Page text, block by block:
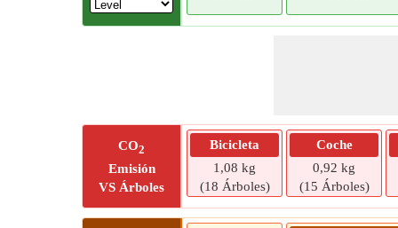
CO2
Emisión
VS Árboles
Bicicleta
1,08 kg
(18 Árboles)
Coche
0,92 kg
(15 Árboles)